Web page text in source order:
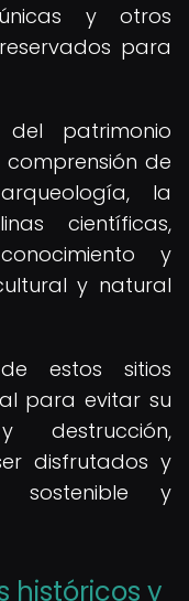
y otros
para
del patrimonio
de
la
científicas,
y
y natural
estos sitios
para evitar su
destrucción,
disfrutados y
sostenible y
históricos y